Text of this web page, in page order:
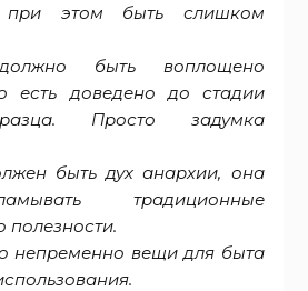
при этом быть слишком
быть воплощено
есть доведено до стадии
Просто задумка
быть дух анархии, она
традиционные
полезности.
непременно вещи для быта